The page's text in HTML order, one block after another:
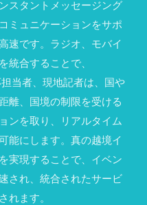
スタントメッセージング
ミュニケーションをサポ
速です。ラジオ、モバイ
統合することで、
当者、現地記者は、国や
離、国境の制限を受ける
ンを取り、リアルタイム
能にします。真の越境イ
実現することで、イベン
され、統合されたサービ
れます。